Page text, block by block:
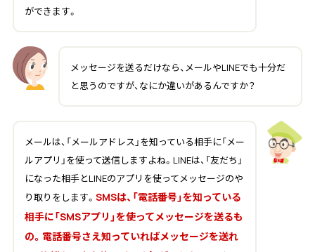
ができます。
メッセージを送るだけなら、メールやLINEでも十分だ
と思うのですが、なにか違いがあるんですか？
メールは、「メールアドレス」を知っている相手に「メー
ルアプリ」を使って送信しますよね。LINEは、「友だち」
になった相手とLINEのアプリを使ってメッセージのや
り取りをします。 SMSは、「電話番号」を知っている
相手に「SMSアプリ」を使ってメッセージを送るも
の。電話番号さえ知っていればメッセージを送れ